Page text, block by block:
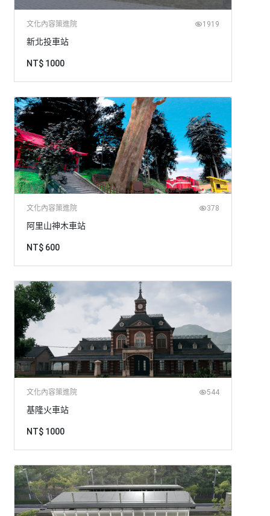
文化內容策進院 1919
新北投車站
NT$ 1000
文化內容策進院 378
阿里山神木車站
NT$ 600
文化內容策進院 544
基隆火車站
NT$ 1000